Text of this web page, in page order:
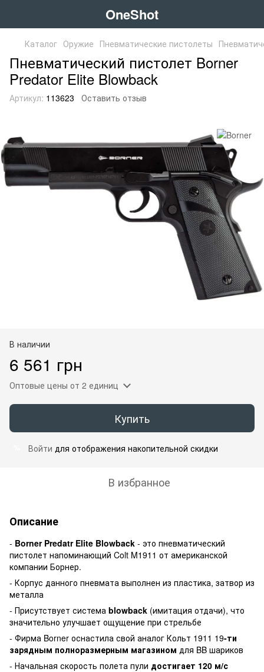
OneShot
Каталог Оружие Пневматические пистолеты
Пневматический пистолет Borner
Predator Elite Blowback
Артикул: 113623 Оставить отзыв
В наличии
6 561 грн
Оптовые цены от 2 единиц
Купить
Войти для отображения накопительной скидки
В избранное
Описание
- Borner Predatr Elite Blowback - это пневматический
пистолет напоминающий Colt M1911 от американской
компании Борнер.
- Корпус данного пневмата выполнен из пластика, затвор из
металла
- Присутствует система blowback (имитация отдачи), что
значительно улучшает ощущение при стрельбе
- Фирма Borner оснастила свой аналог Кольт 1911 19-ти
зарядным полноразмерным магазином для BB шариков
- Начальная скорость полета пули достигает 120 м/с